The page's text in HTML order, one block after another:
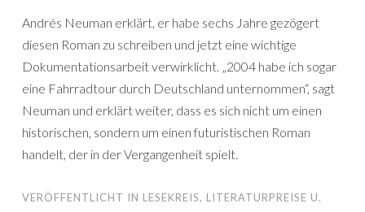
Andrés Neuman erklärt, er habe sechs Jahre gezögert
diesen Roman zu schreiben und jetzt eine wichtige
Dokumentationsarbeit verwirklicht. „2004 habe ich sogar
eine Fahrradtour durch Deutschland unternommen“, sagt
Neuman und erklärt weiter, dass es sich nicht um einen
historischen, sondern um einen futuristischen Roman
handelt, der in der Vergangenheit spielt.
VERÖFFENTLICHT IN LESEKREIS, LITERATURPREISE U.